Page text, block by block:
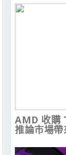
AMD 收購
推論市場